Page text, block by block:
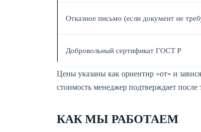
Отказное письмо (если документ не
Добровольный сертификат ГОСТ Р
Цены указаны как ориентир «от» и
стоимость менеджер подтверждает
КАК МЫ РАБОТАЕМ